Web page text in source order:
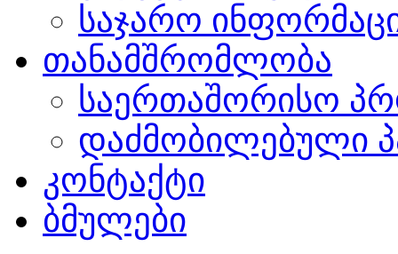
საჯარო
თანამშრომლობა
საერთაშორისო
დაძმობილებული
კონტაქტი
ბმულები